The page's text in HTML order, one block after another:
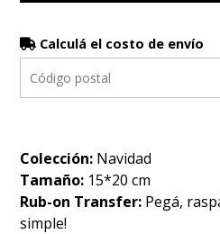
Calculá el costo de envío
Colección: Navidad
Tamaño: 15*20 cm
Rub-on Transfer: Pegá,
simple!